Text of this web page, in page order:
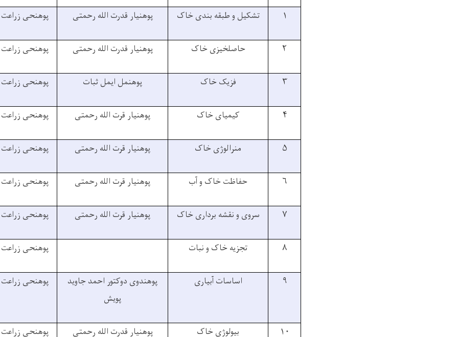
۱ تشکیل و طبقه بندی خاک پوهنیار قدرت الله رحمتی پوهنحی زراعت
۲ حاصلخیزی خاک پوهنیار قدرت الله رحمتی پوهنحی زراعت
۳ فزیک خاک پوهنمل ایمل ثبات پوهنحی زراعت
۴ کیمیای خاک پوهنیار قرت الله رحمتی پوهنحی زراعت
۵ منرالوژی خاک پوهنیار قرت الله رحمتی پوهنحی زراعت
۶ حفاظت خاک و آب پوهنیار قرت الله رحمتی پوهنحی زراعت
۷ سروی و نقشه برداری خاک پوهنیار قرت الله رحمتی پوهنحی زراعت
۸ تجزیه خاک و نبات پوهنحی زراعت
۹ اساسات آبیاری
پوهندوی دوکتور احمد جاوید
پویش
پوهنحی زراعت
۱۰ بیولوژی خاک پوهنیار قدرت الله رحمتی پوهنحی زراعت